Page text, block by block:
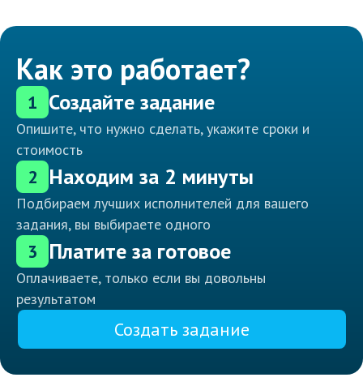
Как это работает?
1 Создайте задание
Опишите, что нужно сделать, укажите сроки и
стоимость
2 Находим за 2 минуты
Подбираем лучших исполнителей для вашего
задания, вы выбираете одного
3 Платите за готовое
Оплачиваете, только если вы довольны
результатом
Создать задание